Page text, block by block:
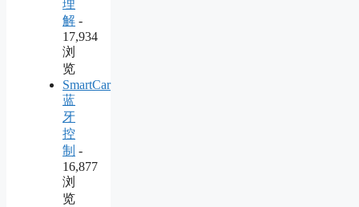
理
解 -
17,934
浏
览
SmartCar
蓝
牙
控
制 -
16,877
浏
览